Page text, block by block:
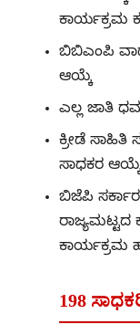
ಕಾರ್ಯಕ್ರಮ
ಬಿಬಿಎಂಪಿ
ಆಯ್ಕೆ
ಎಲ್ಲ ಜಾತಿ
ಕ್ರೀಡೆ
ಸಾಧಕರ
ಬಿಜೆಪಿ
ಕಾರ್ಯಕ್ರಮ
198